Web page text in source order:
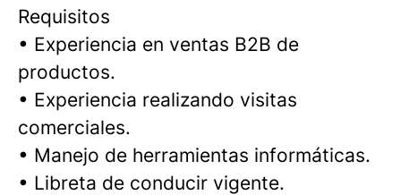
Requisitos
• Experiencia en ventas B2B de
productos.
• Experiencia realizando visitas
comerciales.
• Manejo de herramientas informáticas.
• Libreta de conducir vigente.